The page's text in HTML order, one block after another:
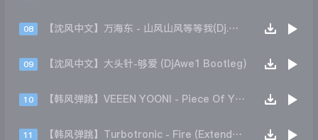
08 【沈风中文】万海东 - 山风山风等等我(Dj.阿洋 Extended Mix)
09 【沈风中文】大头针-够爱 (DjAwe1 Bootleg)
10 【韩风弹跳】VEEEN YOONI - Piece Of Your Heart (Remix)
11 【韩风弹跳】Turbotronic - Fire (Extended Mix)